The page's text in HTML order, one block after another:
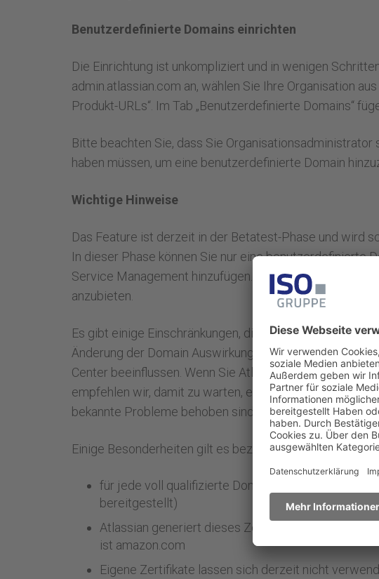
Benutzerdefinierte Domains einrichten
Die Einrichtung ist unkompliziert und in wenigen
admin.atlassian.com an, wählen Sie Ihre Organisation
Produkt-URLs“. Im Tab „Benutzerdefinierte Domains“
Bitte beachten Sie, dass Sie
haben müssen, um eine benutzerdefinierte Domain
Wichtige Hinweise
Das Feature ist derzeit in der Betatest-Phase und wird
In dieser Phase können Sie nur eine benutzerdefinierte
Service Management hinzufügen. Atlassian plant, dieses
anzubieten.
Es gibt einige Einschränkungen, die Sie berücksichtigen
Änderung der Domain Auswirkungen auf einige Apps
Center beeinflussen. Wenn Sie Atlassians Halp für
empfehlen wir, damit zu warten, eine benutzerdefinierte
bekannte Probleme behoben sind.
Einige Besonderheiten gilt es bezüglich der SSL-
für jede voll qualifizierte Domäne ist ein gültiges
bereitgestellt)
Atlassian generiert dieses Zertifikat über Amazon
ist amazon.com
Eigene Zertifikate lassen sich derzeit nicht